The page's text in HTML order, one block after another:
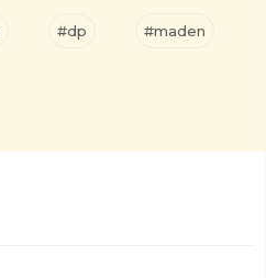
#dp #maden